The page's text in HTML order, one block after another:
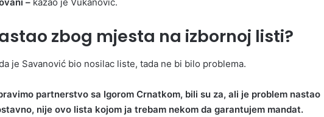
zbog mjesta na izbornoj listi?
je Savanović bio nosilac liste, tada ne bi bilo problema.
partnerstvo sa Igorom Crnatkom, bili su za, ali je problem nastao
nije ovo lista kojom ja trebam nekom da garantujem mandat.